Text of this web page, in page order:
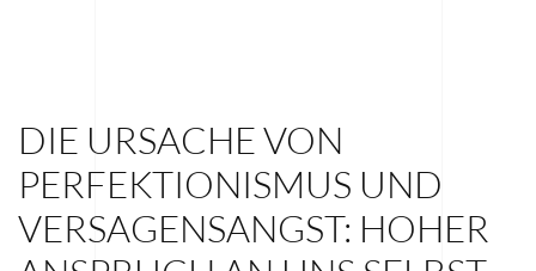
DIE URSACHE VON
PERFEKTIONISMUS UND
VERSAGENSANGST: HOHER